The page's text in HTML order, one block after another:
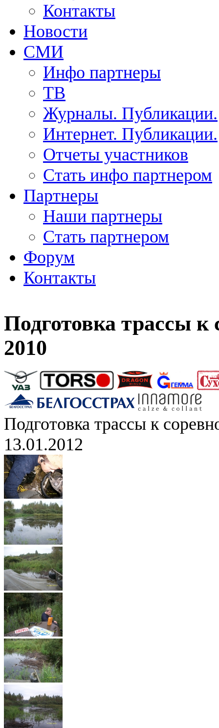
Контакты
Новости
СМИ
Инфо партнеры
ТВ
Журналы. Публикации.
Интернет. Публикации.
Отчеты участников
Стать инфо партнером
Партнеры
Наши партнеры
Стать партнером
Форум
Контакты
Подготовка трассы
2010
Подготовка трассы к
13.01.2012